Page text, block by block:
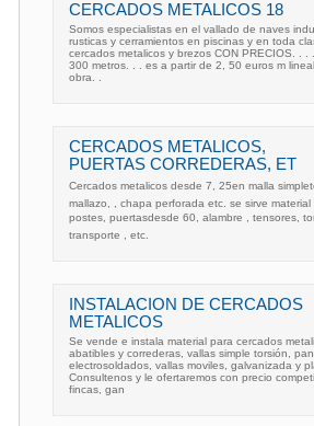
CERCADOS METALICOS 18
Somos especialistas en el vallado de naves
rusticas y cerramientos en piscinas y en toda
cercados metalicos y brezos CON PRECIOS. . .
300 metros. . . es a partir de 2, 50 euros m
obra. .
CERCADOS METALICOS,
PUERTAS CORREDERAS, ET
Cercados metalicos desde 7, 25en malla
mallazo, , chapa perforada etc. se sirve material
postes, puertasdesde 60, alambre , tensores,
transporte , etc.
INSTALACION DE CERCADOS
METALICOS
Se vende e instala material para cercados
abatibles y correderas, vallas simple torsión,
electrosoldados, vallas moviles, galvanizada y
Consultenos y le ofertaremos con precio
fincas, gan